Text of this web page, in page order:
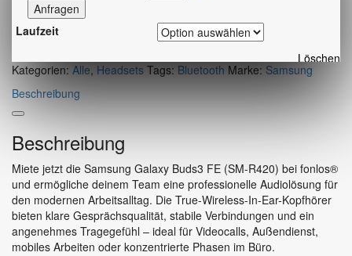
Anfragen
Laufzeit
Löschen
Kategorien: Alle, Headsets Tags: Bluetooth Marke: Samsung
Beschreibung
Beschreibung
Miete jetzt die Samsung Galaxy Buds3 FE (SM-R420) bei fonlos®
und ermögliche deinem Team eine professionelle Audiolösung für
den modernen Arbeitsalltag. Die True-Wireless-In-Ear-Kopfhörer
bieten klare Gesprächsqualität, stabile Verbindungen und ein
angenehmes Tragegefühl – ideal für Videocalls, Außendienst,
mobiles Arbeiten oder konzentrierte Phasen im Büro.